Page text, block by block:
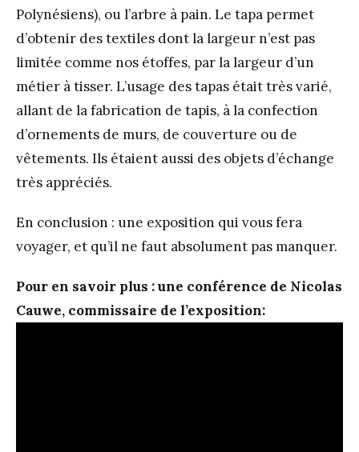
Polynésiens), ou l’arbre à pain. Le tapa permet
d’obtenir des textiles dont la largeur n’est pas
limitée comme nos étoffes, par la largeur d’un
métier à tisser. L’usage des tapas était très varié,
allant de la fabrication de tapis, à la confection
d’ornements de murs, de couverture ou de
vêtements. Ils étaient aussi des objets d’échange
très appréciés.
En conclusion : une exposition qui vous fera
voyager, et qu’il ne faut absolument pas manquer.
Pour en savoir plus : une conférence de Nicolas
Cauwe, commissaire de l’exposition: